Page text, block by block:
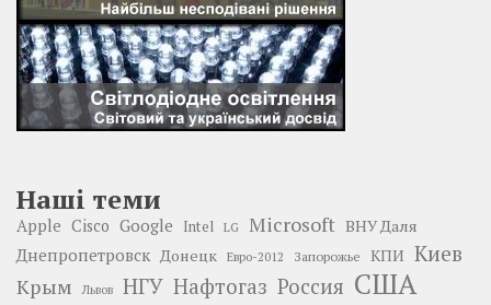
Наші теми
Apple Cisco Google Intel LG Microsoft ВНУ Даля
Днепропетровск Донецк Евро-2012 Запорожье КПИ Киев
Крым Львов НГУ Нафтогаз Россия США